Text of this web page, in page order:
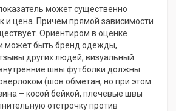
может существенно
и цена. Причем прямой зависимости
Ориентиром в оценке
может быть бренд одежды,
других людей, визуальный
швы футболки должны
(шов обметан, но при этом
– косой бейкой, плечевые швы
отстрочку против